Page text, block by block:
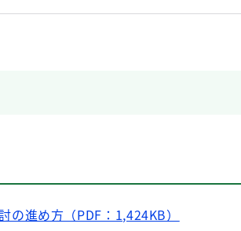
進め方（PDF：1,424KB）